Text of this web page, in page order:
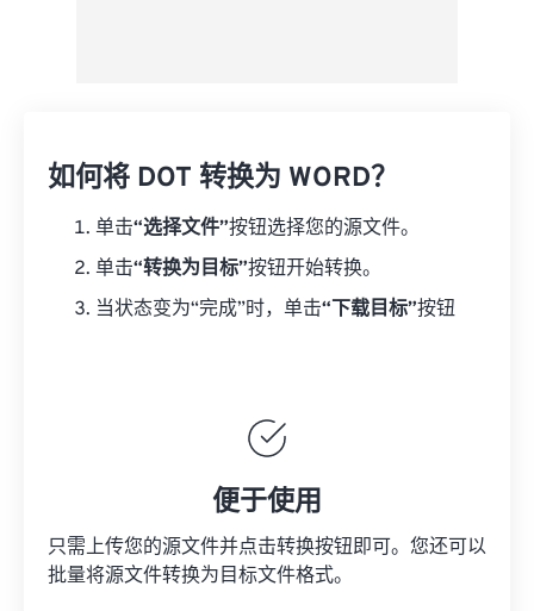
如何将 DOT 转换为 WORD？
单击“选择文件”按钮选择您的源文件。
单击“转换为目标”按钮开始转换。
当状态变为“完成”时，单击“下载目标”按钮
便于使用
只需上传您的源文件并点击转换按钮即可。您还可以
批量将源文件转换为目标文件格式。